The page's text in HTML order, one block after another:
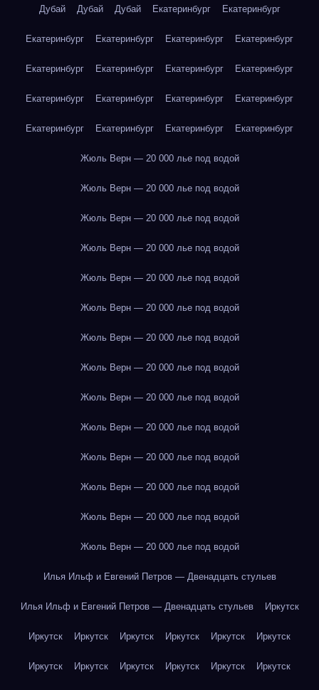
Дубай Дубай Дубай Екатеринбург Екатеринбург
Екатеринбург Екатеринбург Екатеринбург Екатеринбург
Екатеринбург Екатеринбург Екатеринбург Екатеринбург
Екатеринбург Екатеринбург Екатеринбург Екатеринбург
Екатеринбург Екатеринбург Екатеринбург Екатеринбург
Жюль Верн — 20 000 лье под водой
Жюль Верн — 20 000 лье под водой
Жюль Верн — 20 000 лье под водой
Жюль Верн — 20 000 лье под водой
Жюль Верн — 20 000 лье под водой
Жюль Верн — 20 000 лье под водой
Жюль Верн — 20 000 лье под водой
Жюль Верн — 20 000 лье под водой
Жюль Верн — 20 000 лье под водой
Жюль Верн — 20 000 лье под водой
Жюль Верн — 20 000 лье под водой
Жюль Верн — 20 000 лье под водой
Жюль Верн — 20 000 лье под водой
Жюль Верн — 20 000 лье под водой
Илья Ильф и Евгений Петров — Двенадцать стульев
Илья Ильф и Евгений Петров — Двенадцать стульев Иркутск
Иркутск Иркутск Иркутск Иркутск Иркутск Иркутск
Иркутск Иркутск Иркутск Иркутск Иркутск Иркутск